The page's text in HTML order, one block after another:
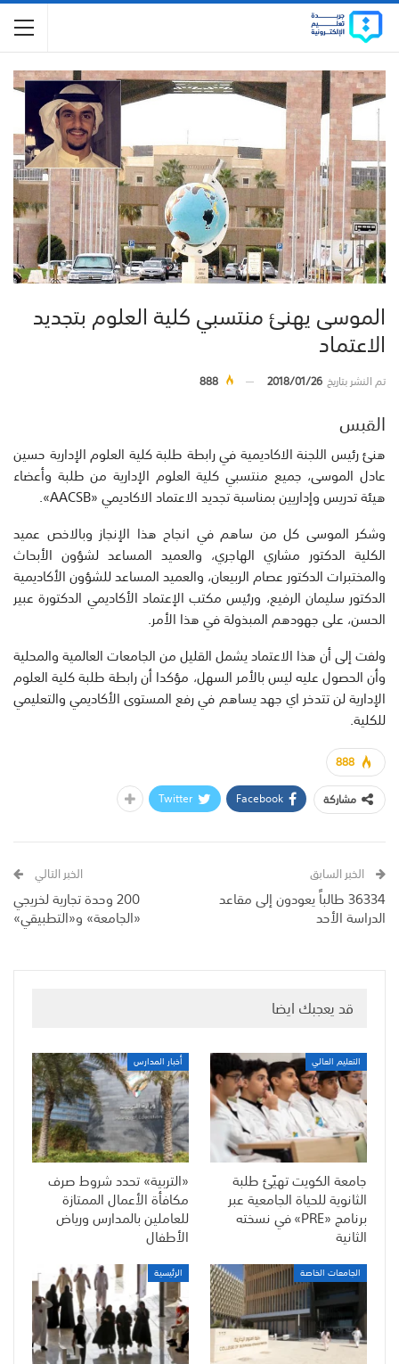
الموسى يهنئ منتسبي كلية العلوم بتجديد
الاعتماد
تم النشر بتاريخ2018/01/26
888
القبس
هنئ رئيس اللجنة الاكاديمية في رابطة طلبة كلية العلوم الإدارية حسين
عادل الموسى، جميع منتسبي كلية العلوم الإدارية من طلبة وأعضاء
هيئة تدريس وإداريين بمناسبة تجديد الاعتماد الاكاديمي «AACSB».
وشكر الموسى كل من ساهم في انجاح هذا الإنجاز وبالاخص عميد
الكلية الدكتور مشاري الهاجري، والعميد المساعد لشؤون الأبحاث
والمختبرات الدكتور عصام الربيعان، والعميد المساعد للشؤون الأكاديمية
الدكتور سليمان الرفيع، ورئيس مكتب الإعتماد الأكاديمي الدكتورة عبير
الحسن، على جهودهم المبذولة في هذا الأمر.
ولفت إلى أن هذا الاعتماد يشمل القليل من الجامعات العالمية والمحلية
وأن الحصول عليه ليس بالأمر السهل، مؤكدا أن رابطة طلبة كلية العلوم
الإدارية لن تتدخر اي جهد يساهم في رفع المستوى الأكاديمي والتعليمي
للكلية.
888
مشاركة
Facebook
Twitter
الخبر السابق
36334 طالباً يعودون إلى مقاعد
الدراسة الأحد
الخبر التالي
200 وحدة تجارية لخريجي
«الجامعة» و«التطبيقي»
قد يعجبك ايضا
التعليم العالي
جامعة الكويت تهيّئ طلبة
الثانوية للحياة الجامعية عبر
برنامج «PRE» في نسخته
الثانية
أخبار المدارس
«التربية» تحدد شروط صرف
مكافأة الأعمال الممتازة
للعاملين بالمدارس ورياض
الأطفال
الجامعات الخاصة الرئيسية